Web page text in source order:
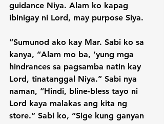
guidance Niya. Alam ko kapag
ibinigay ni Lord, may purpose Siya.
“Sumunod ako kay Mar. Sabi ko sa
kanya, “Alam mo ba, ‘yung mga
hindrances sa pagsamba natin kay
Lord, tinatanggal Niya.” Sabi nya
naman, “Hindi, bline-bless tayo ni
Lord kaya malakas ang kita ng
store.” Sabi ko, “Sige kung ganyan